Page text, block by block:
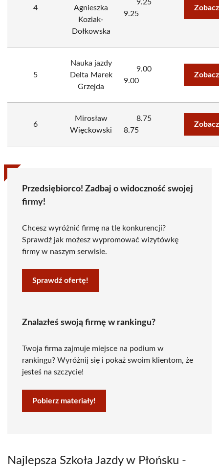
4
Agnieszka
Koziak-
Dołkowska
9.25
9.25
5
Nauka jazdy
Delta Marek
Grzejda
9.00
9.00
6
Mirosław
Więckowski
8.75
8.75
Przedsiębiorco! Zadbaj o widoczność swojej
firmy!
Chcesz wyróżnić firmę na tle konkurencji?
Sprawdź jak możesz wypromować wizytówkę
firmy w naszym serwisie.
Sprawdź ofertę!
Znalazłeś swoją firmę w rankingu?
Twoja firma zajmuje miejsce na podium w
rankingu? Wyróżnij się i pokaż swoim klientom, że
jesteś na szczycie!
Pobierz materiały!
Najlepsza Szkoła Jazdy w Płońsku -